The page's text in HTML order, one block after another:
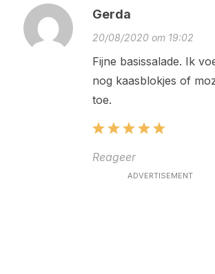
Gerda
20/08/2020 om 19:02
Fijne basissalade. Ik
nog kaasblokjes of
toe.
Reageer
ADVERTISEMENT